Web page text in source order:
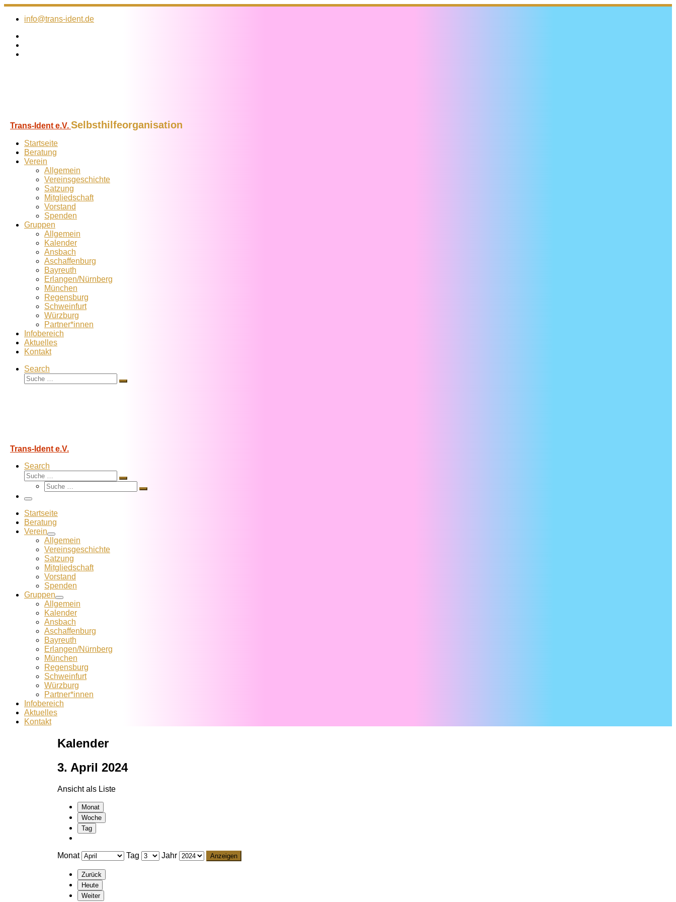
Zum
Inhalt
info@trans-ident.de
Trans-Ident e.V. Selbsthilfeorganisation
Startseite
Beratung
Verein
Allgemein
Vereins­geschichte
Satzung
Mitglied­schaft
Vorstand
Spenden
Gruppen
Allgemein
Kalender
Ansbach
Aschaffenburg
Bayreuth
Erlangen/Nürnberg
München
Regensburg
Schweinfurt
Würzburg
Partner*innen
Infobereich
Aktuelles
Kontakt
Search
Suche
Suche
Trans-Ident e.V.
Search
Suche
Suche
Suche
Suche
Menü
Startseite
Beratung
Verein
Allgemein
Vereins­geschichte
Satzung
Mitglied­schaft
Vorstand
Spenden
Gruppen
Allgemein
Kalender
Ansbach
Aschaffenburg
Bayreuth
Erlangen/Nürnberg
München
Regensburg
Schweinfurt
Würzburg
Partner*innen
Infobereich
Aktuelles
Kontakt
Kalender
3. April 2024
Ansicht als Liste
Monat
Woche
Tag
Monat Tag Jahr
Zurück
Heute
Weiter